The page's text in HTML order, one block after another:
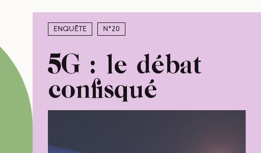
Enquête N°20
5G : le débat
confisqué